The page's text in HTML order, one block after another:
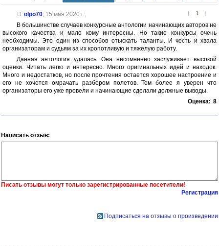
[ 1 ]
olpo70, 15 мая 2020 г.
В большинстве случаев конкурсные антологии начинающих авторов не
высокого качества и мало кому интересны. Но такие конкурсы очень
необходимы. Это один из способов отыскать таланты. И честь и хвала
организаторам и судьям за их кропотливую и тяжелую работу.
Данная антология удалась. Она несомненно заслуживает высокой
оценки. Читать легко и интересно. Много оригинальных идей и находок.
Много и недостатков, но после прочтения остается хорошее настроение и
его не хочется омрачать разбором полетов. Тем более я уверен что
организаторы его уже провели и начинающие сделали должные выводы.
Оценка: 8
Написать отзыв:
Писать отзывы могут только зарегистрированные посетители!
Регистрация
Подписаться на отзывы о произведении